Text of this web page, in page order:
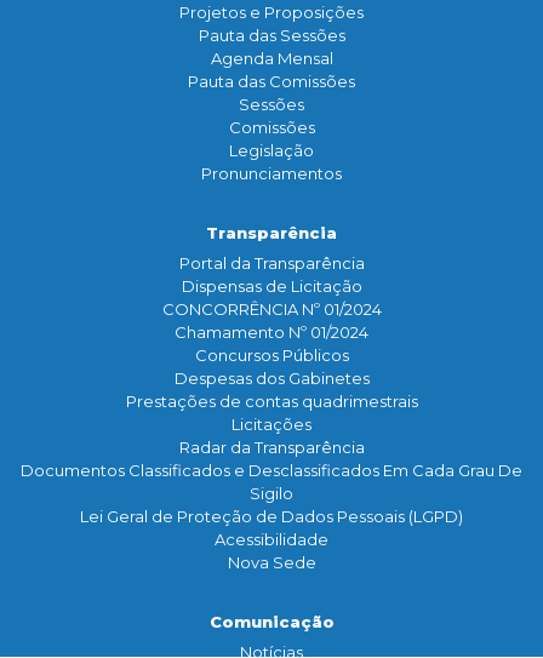
Projetos e Proposições
Pauta das Sessões
Agenda Mensal
Pauta das Comissões
Sessões
Comissões
Legislação
Pronunciamentos
Transparência
Portal da Transparência
Dispensas de Licitação
CONCORRÊNCIA Nº 01/2024
Chamamento Nº 01/2024
Concursos Públicos
Despesas dos Gabinetes
Prestações de contas quadrimestrais
Licitações
Radar da Transparência
Documentos Classificados e Desclassificados Em Cada Grau De
Sigilo
Lei Geral de Proteção de Dados Pessoais (LGPD)
Acessibilidade
Nova Sede
Comunicação
Notícias